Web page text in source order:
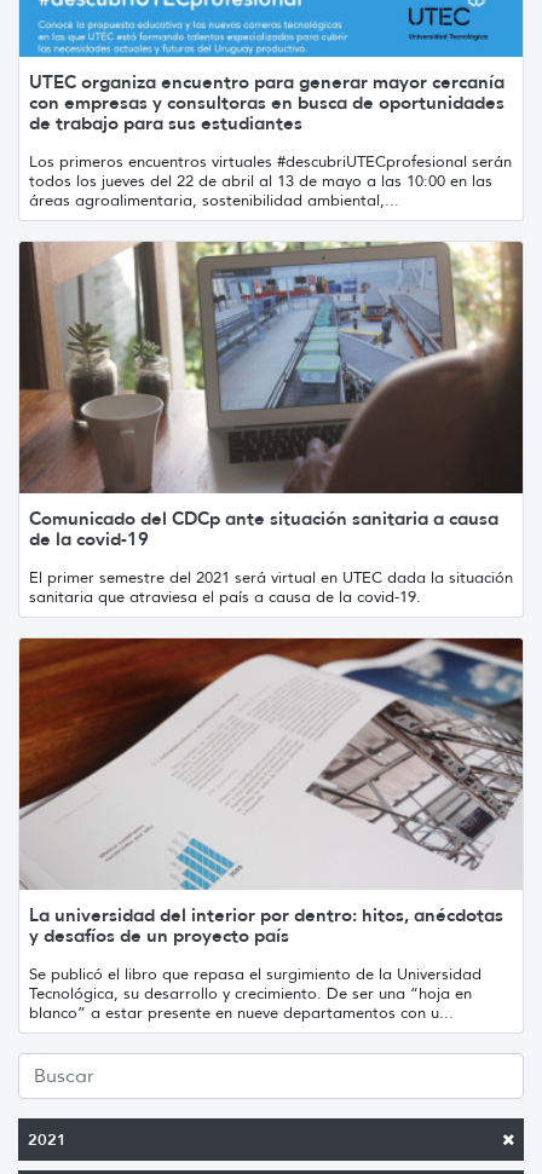
2021
UTEC organiza encuentro para generar mayor cercanía
con empresas y consultoras en busca de oportunidades
de trabajo para sus estudiantes
Los primeros encuentros virtuales #descubriUTECprofesional serán
todos los jueves del 22 de abril al 13 de mayo a las 10:00 en las
áreas agroalimentaria, sostenibilidad ambiental,...
Comunicado del CDCp ante situación sanitaria a causa
de la covid-19
El primer semestre del 2021 será virtual en UTEC dada la situación
sanitaria que atraviesa el país a causa de la covid-19.
La universidad del interior por dentro: hitos, anécdotas
y desafíos de un proyecto país
Se publicó el libro que repasa el surgimiento de la Universidad
Tecnológica, su desarrollo y crecimiento. De ser una “hoja en
blanco” a estar presente en nueve departamentos con u...